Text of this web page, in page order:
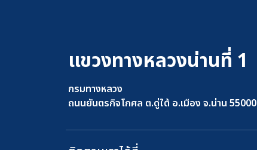
แขวงทางหลวงน่านที่ 1
กรมทางหลวง
ถนนยันตรกิจโกศล ต.ดู่ใต้ อ.เมือง จ.น่าน 55000